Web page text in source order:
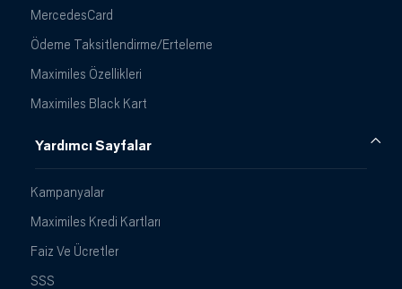
MercedesCard
Ödeme Taksitlendirme/Erteleme
Maximiles Özellikleri
Maximiles Black Kart
Yardımcı Sayfalar
Kampanyalar
Maximiles Kredi Kartları
Faiz Ve Ücretler
SSS